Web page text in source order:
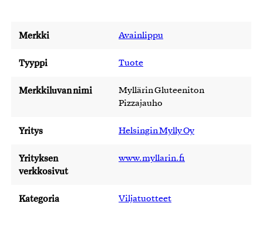
Merkki Avainlippu
Tyyppi Tuote
Merkkiluvan nimi
Myllärin Gluteeniton
Pizzajauho
Yritys Helsingin Mylly Oy
Yrityksen
verkkosivut
www.myllarin.fi
Kategoria Viljatuotteet